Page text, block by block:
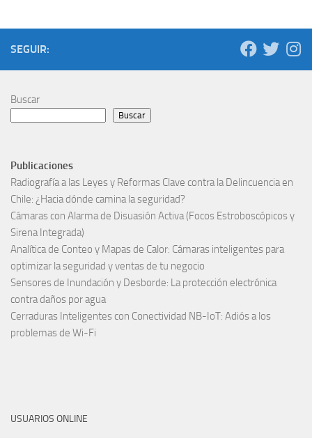
SEGUIR:
Buscar
Buscar
Publicaciones
Radiografía a las Leyes y Reformas Clave contra la Delincuencia en
Chile: ¿Hacia dónde camina la seguridad?
Cámaras con Alarma de Disuasión Activa (Focos Estroboscópicos y
Sirena Integrada)
Analítica de Conteo y Mapas de Calor: Cámaras inteligentes para
optimizar la seguridad y ventas de tu negocio
Sensores de Inundación y Desborde: La protección electrónica
contra daños por agua
Cerraduras Inteligentes con Conectividad NB-IoT: Adiós a los
problemas de Wi-Fi
USUARIOS ONLINE